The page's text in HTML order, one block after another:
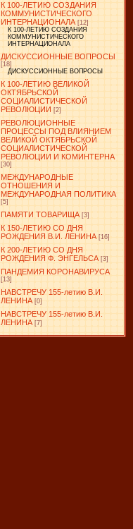
К 100-ЛЕТИЮ СОЗДАНИЯ
КОММУНИСТИЧЕСКОГО
ИНТЕРНАЦИОНАЛА [12]
К 100-ЛЕТИЮ СОЗДАНИЯ
КОММУНИСТИЧЕСКОГО
ИНТЕРНАЦИОНАЛА
ДИСКУССИОННЫЕ ВОПРОСЫ
[18]
ДИСКУССИОННЫЕ ВОПРОСЫ
К 100-ЛЕТИЮ ВЕЛИКОЙ
ОКТЯБРЬСКОЙ
СОЦИАЛИСТИЧЕСКОЙ
РЕВОЛЮЦИИ [2]
РЕВОЛЮЦИОННЫЕ
ПРОЦЕССЫ ПОД ВЛИЯНИЕМ
ВЕЛИКОЙ ОКТЯБРЬСКОЙ
СОЦИАЛИСТИЧЕСКОЙ
РЕВОЛЮЦИИ И КОМИНТЕРНА
[30]
МЕЖДУНАРОДНЫЕ
ОТНОШЕНИЯ И
МЕЖДУНАРОДНАЯ ПОЛИТИКА
[5]
ПАМЯТИ ТОВАРИЩА [3]
К 150-ЛЕТИЮ СО ДНЯ
РОЖДЕНИЯ В.И. ЛЕНИНА [16]
К 200-ЛЕТИЮ СО ДНЯ
РОЖДЕНИЯ Ф. ЭНГЕЛЬСА [3]
ПАНДЕМИЯ КОРОНАВИРУСА
[13]
НАВСТРЕЧУ 155-летию В.И.
ЛЕНИНА [0]
НАВСТРЕЧУ 155-летию В.И.
ЛЕНИНА [7]